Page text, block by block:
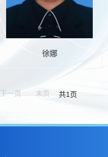
徐娜
下一页 末页 共1页